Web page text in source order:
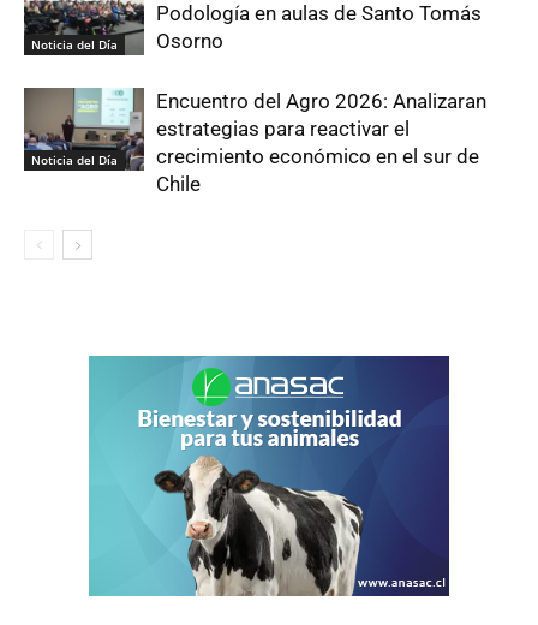
Noticia del Día
Podología en aulas de Santo Tomás
Osorno
Noticia del Día
Encuentro del Agro 2026: Analizaran
estrategias para reactivar el
crecimiento económico en el sur de
Chile